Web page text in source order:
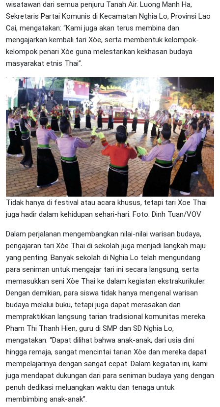
wisatawan dari semua penjuru Tanah Air. Luong Manh Ha,
Sekretaris Partai Komunis di Kecamatan Nghia Lo, Provinsi Lao
Cai, mengatakan: “Kami juga akan terus membina dan
mengajarkan kembali tari Xòe, serta membentuk kelompok-
kelompok penari Xòe guna melestarikan kekhasan budaya
masyarakat etnis Thai”.
Tidak hanya di festival atau acara khusus, tetapi tari Xoe Thai
juga hadir dalam kehidupan sehari-hari. Foto: Dinh Tuan/VOV
Dalam perjalanan mengembangkan nilai-nilai warisan budaya,
pengajaran tari Xòe Thai di sekolah juga menjadi langkah maju
yang penting. Banyak sekolah di Nghia Lo telah mengundang
para seniman untuk mengajar tari ini secara langsung, serta
memasukkan seni Xòe Thai ke dalam kegiatan ekstrakurikuler.
Dengan demikian, para siswa tidak hanya mengenal warisan
budaya melalui buku, tetapi juga dapat merasakan dan
mempraktikkan langsung tarian tradisional komunitas mereka.
Pham Thi Thanh Hien, guru di SMP dan SD Nghia Lo,
mengatakan: “Dapat dilihat bahwa anak-anak, dari usia dini
hingga remaja, sangat mencintai tarian Xòe dan mereka dapat
mempelajarinya dengan sangat cepat. Dalam kegiatan ini, kami
juga mendapat dukungan dari para seniman budaya yang dengan
penuh dedikasi meluangkan waktu dan tenaga untuk
membimbing anak-anak”.